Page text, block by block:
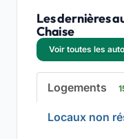
Les dernières
Chaise
Voir toutes les
Logements
Locaux non